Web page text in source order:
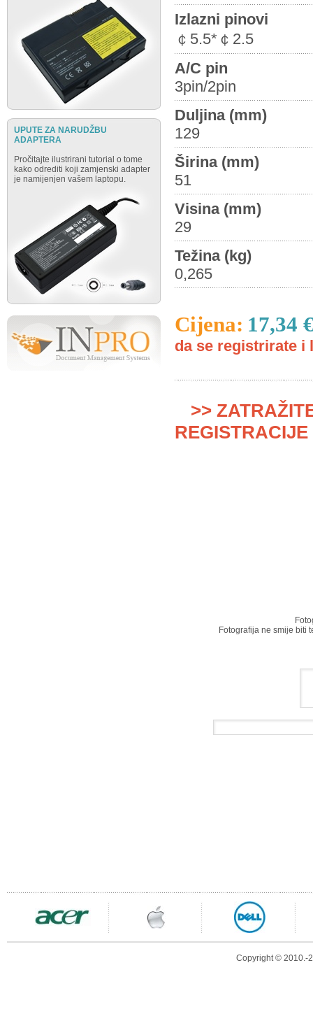
UPUTE ZA NARUDŽBU
ADAPTERA
Pročitajte ilustrirani tutorial o tome
kako odrediti koji zamjenski adapter
je namijenjen vašem laptopu.
Izlazni pinovi
￠5.5*￠2.5
A/C pin
3pin/2pin
Duljina (mm)
129
Širina (mm)
51
Visina (mm)
29
Težina (kg)
0,265
Cijena: 17,34
da se registrirate i
>>
Fotografija ne smije biti
Copyright © 2010.-